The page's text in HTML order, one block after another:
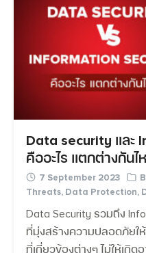
Data security และ
คืออะไร แตกต่างกันไ
7 September 2023
Threats, Data Protection,
Data Security รวมถึง
ที่มุ่งสร้างความปลอดภัยใ
ที่เกี่ยวข้องต่างๆ ไม่ให้เกิ